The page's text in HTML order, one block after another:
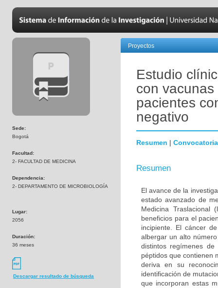
Sede:
Bogotá
Facultad:
2- FACULTAD DE MEDICINA
Dependencia:
2- DEPARTAMENTO DE MICROBIOLOGÍA
Lugar:
2056
Duración:
36 meses
Descargar resultado de búsqueda
Proyectos
Estudio
con
pacientes
negativo
Resumen | Convocatoria
Resumen
El avance de la
estado avanzado de
Medicina
beneficios para el
incipiente. El cáncer
albergar un alto
distintos regímenes
péptidos que contienen
deriva en su
identificación de
que incorporan estas